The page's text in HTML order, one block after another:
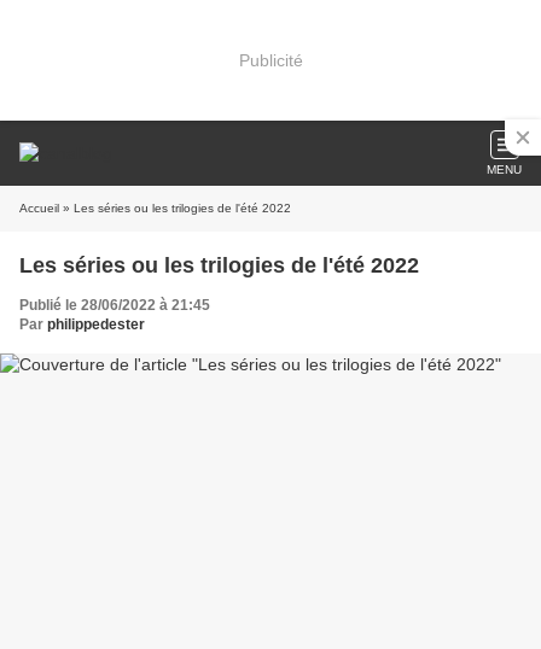
Publicité
MENU
Accueil » Les séries ou les trilogies de l'été 2022
Les séries ou les trilogies de l'été 2022
Publié le 28/06/2022 à 21:45
Par philippedester